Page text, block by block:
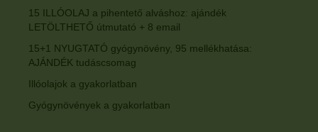
15 ILLÓOLAJ a pihentető alváshoz: ajándék
LETÖLTHETŐ útmutató + 8 email
15+1 NYUGTATÓ gyógynövény, 95 mellékhatása:
AJÁNDÉK tudáscsomag
Illóolajok a gyakorlatban
Gyógynövények a gyakorlatban